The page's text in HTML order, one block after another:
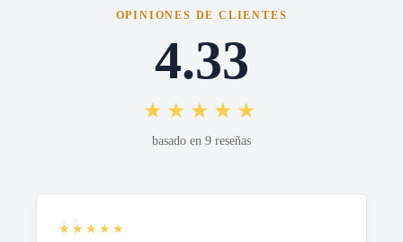
OPINIONES DE CLIENTES
4.33
★★★★★
basado en 9 reseñas
★★★★★